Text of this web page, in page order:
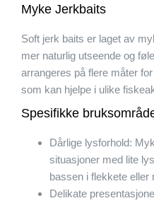
Myke Jerkbaits
Soft jerk baits er laget av
mer naturlig utseende og
arrangeres på flere måter
som kan hjelpe i ulike
Spesifikke
Dårlige lysforhold:
situasjoner med lite
bassen i flekkete eller
Delikate